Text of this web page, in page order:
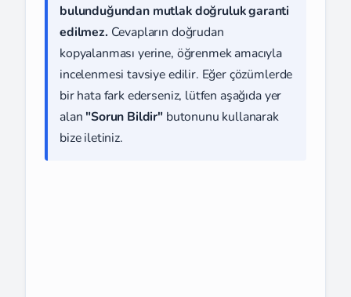
bulunduğundan mutlak doğruluk garanti
edilmez. Cevapların doğrudan
kopyalanması yerine, öğrenmek amacıyla
incelenmesi tavsiye edilir. Eğer çözümlerde
bir hata fark ederseniz, lütfen aşağıda yer
alan "Sorun Bildir" butonunu kullanarak
bize iletiniz.